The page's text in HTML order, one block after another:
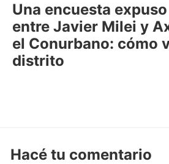
Una encuesta
entre Javier Milei y
el Conurbano: cómo
distrito
Hacé tu comentario